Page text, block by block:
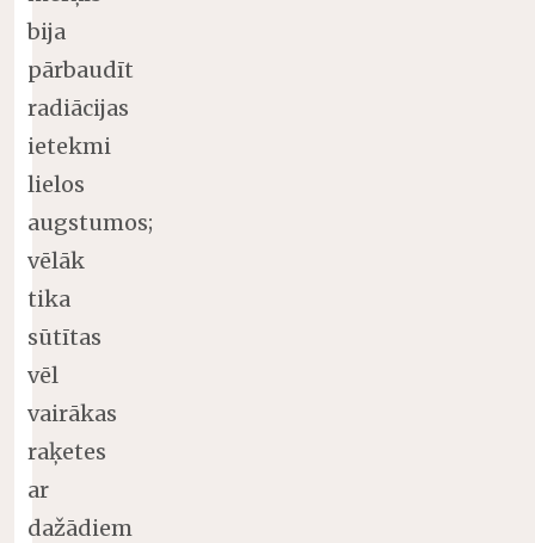
bija
pārbaudīt
radiācijas
ietekmi
lielos
augstumos;
vēlāk
tika
sūtītas
vēl
vairākas
raķetes
ar
dažādiem